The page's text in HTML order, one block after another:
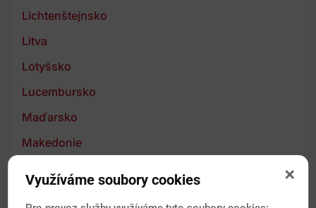
Lichtenštejnsko
Litva
Lotyšsko
Lucembursko
Maďarsko
Makedonie
Využíváme soubory cookies